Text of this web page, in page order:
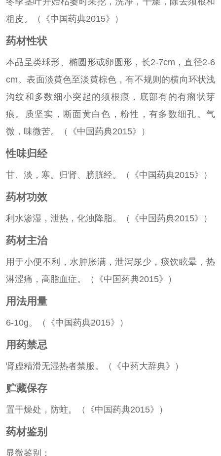
粗皮。（《中国药典2015》）
药材性状
本品呈类球形、椭圆形或卵圆形，长2-7cm，直径2-6
cm。表面淡黄色至淡黄棕色，有不规则的横向环状浅
沟纹和多数细小突起的须根痕，底部有的有瘤状芽
痕。质坚实，断面黄白色，粉性，有多数细孔。气
微，味微苦。（《中国药典2015》）
性味归经
甘、淡，寒。归肾、膀胱经。（《中国药典2015》）
药材功效
利水渗湿，泄热，化浊降脂。（《中国药典2015》）
药材主治
用于小便不利，水肿胀满，泄泻尿少，痰饮眩晕，热
淋涩痛，高脂血症。（《中国药典2015》）
用法用量
6-10g。（《中国药典2015》）
用药禁忌
肾虚精滑无湿热者禁服。（《中药大辞典》）
贮藏保存
置干燥处，防蛀。（《中国药典2015》）
药材鉴别
显微鉴别：